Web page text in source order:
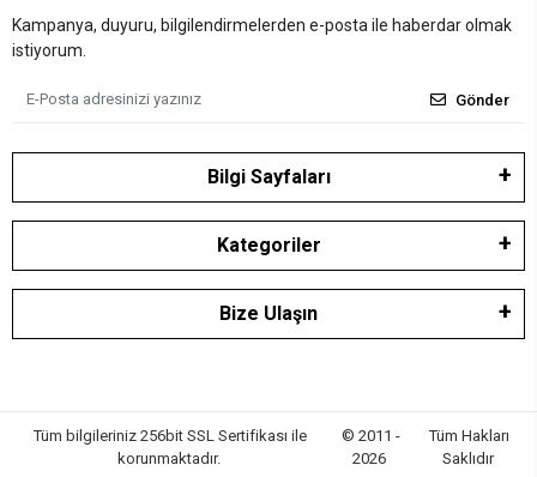
Kampanya, duyuru, bilgilendirmelerden e-posta ile haberdar olmak
istiyorum.
Gönder
Bilgi Sayfaları
Kategoriler
Bize Ulaşın
Tüm bilgileriniz 256bit SSL Sertifikası ile
korunmaktadır.
© 2011 -
2026
Tüm Hakları
Saklıdır